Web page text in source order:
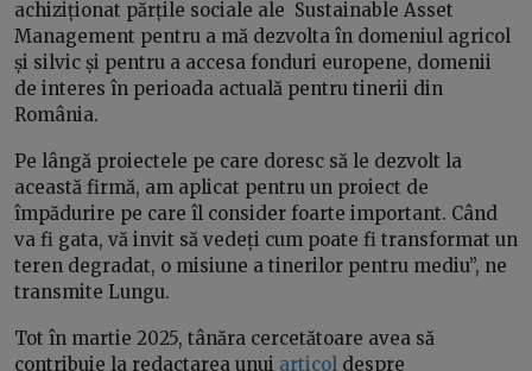
achiziționat părțile sociale ale Sustainable Asset
Management pentru a mă dezvolta în domeniul agricol
și silvic și pentru a accesa fonduri europene, domenii
de interes în perioada actuală pentru tinerii din
România.
Pe lângă proiectele pe care doresc să le dezvolt la
această firmă, am aplicat pentru un proiect de
împădurire pe care îl consider foarte important. Când
va fi gata, vă invit să vedeți cum poate fi transformat un
teren degradat, o misiune a tinerilor pentru mediu”, ne
transmite Lungu.
Tot în martie 2025, tânăra cercetătoare avea să
contribuie la redactarea unui articol despre